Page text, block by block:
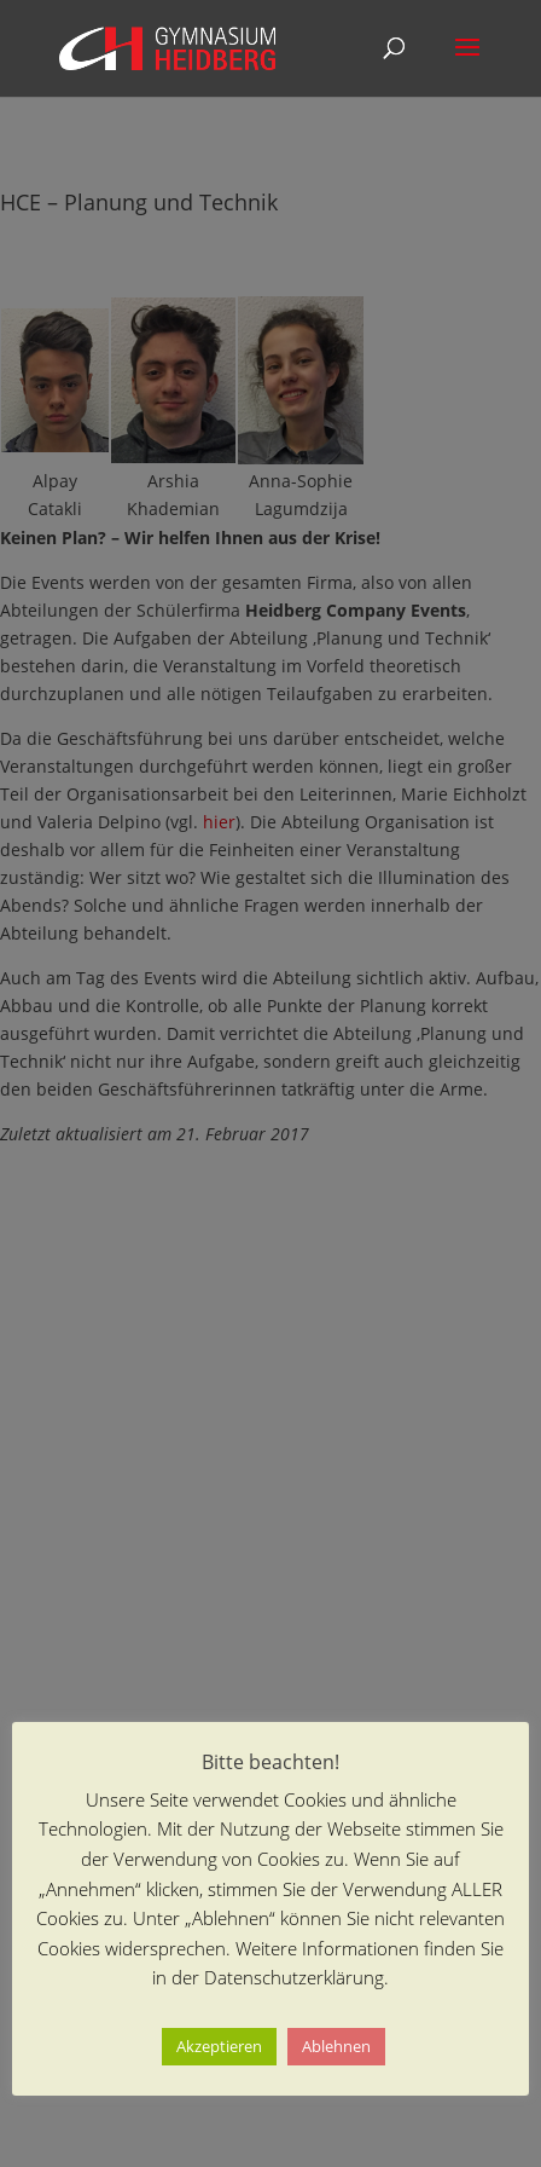
HCE – Planung und Technik
Alpay
Catakli
Arshia
Khademian
Anna-Sophie
Lagumdzija
Keinen Plan? – Wir helfen Ihnen aus der Krise!
Die Events werden von der gesamten Firma, also von allen
Abteilungen der Schülerfirma Heidberg Company Events,
getragen. Die Aufgaben der Abteilung ‚Planung und Technik‘
bestehen darin, die Veranstaltung im Vorfeld theoretisch
durchzuplanen und alle nötigen Teilaufgaben zu erarbeiten.
Da die Geschäftsführung bei uns darüber entscheidet, welche
Veranstaltungen durchgeführt werden können, liegt ein großer
Teil der Organisationsarbeit bei den Leiterinnen, Marie Eichholzt
und Valeria Delpino (vgl. hier). Die Abteilung Organisation ist
deshalb vor allem für die Feinheiten einer Veranstaltung
zuständig: Wer sitzt wo? Wie gestaltet sich die Illumination des
Abends? Solche und ähnliche Fragen werden innerhalb der
Abteilung behandelt.
Auch am Tag des Events wird die Abteilung sichtlich aktiv. Aufbau,
Abbau und die Kontrolle, ob alle Punkte der Planung korrekt
ausgeführt wurden. Damit verrichtet die Abteilung ‚Planung und
Technik‘ nicht nur ihre Aufgabe, sondern greift auch gleichzeitig
den beiden Geschäftsführerinnen tatkräftig unter die Arme.
Zuletzt aktualisiert am 21. Februar 2017
Bitte beachten!
Unsere Seite verwendet Cookies und ähnliche
Technologien. Mit der Nutzung der Webseite stimmen Sie
der Verwendung von Cookies zu. Wenn Sie auf
„Annehmen“ klicken, stimmen Sie der Verwendung ALLER
Cookies zu. Unter „Ablehnen“ können Sie nicht relevanten
Cookies widersprechen. Weitere Informationen finden Sie
in der Datenschutzerklärung.
Akzeptieren Ablehnen